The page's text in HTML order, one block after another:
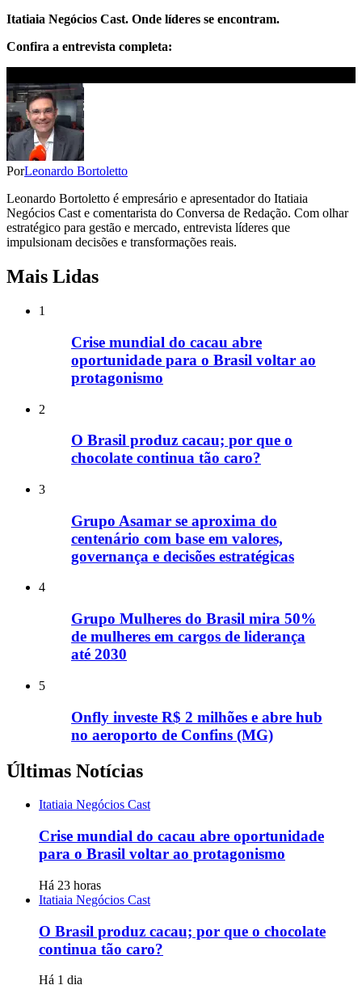
Itatiaia Negócios Cast. Onde líderes se encontram.
Confira a entrevista completa:
PorLeonardo Bortoletto
Leonardo Bortoletto é empresário e apresentador do Itatiaia
Negócios Cast e comentarista do Conversa de Redação. Com olhar
estratégico para gestão e mercado, entrevista líderes que
impulsionam decisões e transformações reais.
Mais Lidas
1
Crise mundial do cacau abre
oportunidade para o Brasil voltar ao
protagonismo
2
O Brasil produz cacau; por que o
chocolate continua tão caro?
3
Grupo Asamar se aproxima do
centenário com base em valores,
governança e decisões estratégicas
4
Grupo Mulheres do Brasil mira 50%
de mulheres em cargos de liderança
até 2030
5
Onfly investe R$ 2 milhões e abre hub
no aeroporto de Confins (MG)
Últimas Notícias
Itatiaia Negócios Cast
Crise mundial do cacau abre oportunidade
para o Brasil voltar ao protagonismo
Há 23 horas
Itatiaia Negócios Cast
O Brasil produz cacau; por que o chocolate
continua tão caro?
Há 1 dia